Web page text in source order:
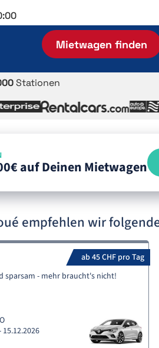
Mietwagen finden
Stationen
auf Deinen Mietwagen
empfehlen wir
ab 45 CHF pro Tag
sparsam - mehr braucht's nicht!
15.12.2026